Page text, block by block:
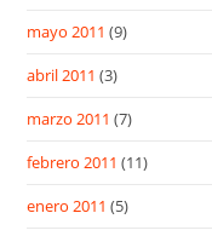
mayo 2011 (9)
abril 2011 (3)
marzo 2011 (7)
febrero 2011 (11)
enero 2011 (5)